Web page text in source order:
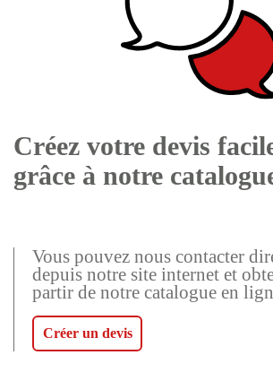
Créez votre devis
grâce à notre
Vous pouvez nous contacter
depuis notre site internet et
partir de notre catalogue en
Créer un devis